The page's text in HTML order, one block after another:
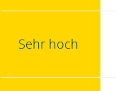
Sehr hoch